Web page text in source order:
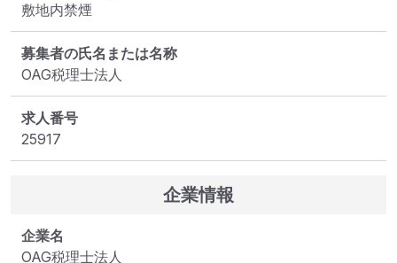
敷地内禁煙
募集者の氏名または名称
OAG税理士法人
求人番号
25917
企業情報
企業名
OAG税理士法人